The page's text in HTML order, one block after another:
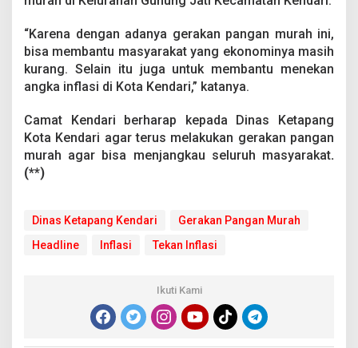
“Karena dengan adanya gerakan pangan murah ini,
bisa membantu masyarakat yang ekonominya masih
kurang. Selain itu juga untuk membantu menekan
angka inflasi di Kota Kendari,” katanya.
Camat Kendari berharap kepada Dinas Ketapang
Kota Kendari agar terus melakukan gerakan pangan
murah agar bisa menjangkau seluruh masyarakat.
(**)
Dinas Ketapang Kendari
Gerakan Pangan Murah
Headline
Inflasi Tekan Inflasi
Ikuti Kami